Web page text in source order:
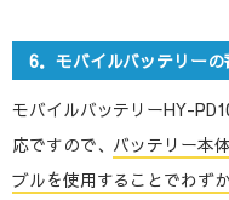
6．モバイルバッテリー
モバイルバッテリーHY-
応ですので、 バッテリー本
ブルを使用することでわず